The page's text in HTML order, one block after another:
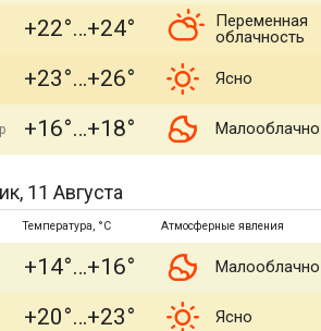
+22° +24°
Переменная
облачность
+23° +26° Ясно
+16° +18° Малооблачно
11 Августа
Температура, °C Атмосферные явления
+14° +16° Малооблачно
+20° +23° Ясно